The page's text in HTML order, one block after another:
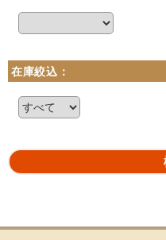
在庫絞込：